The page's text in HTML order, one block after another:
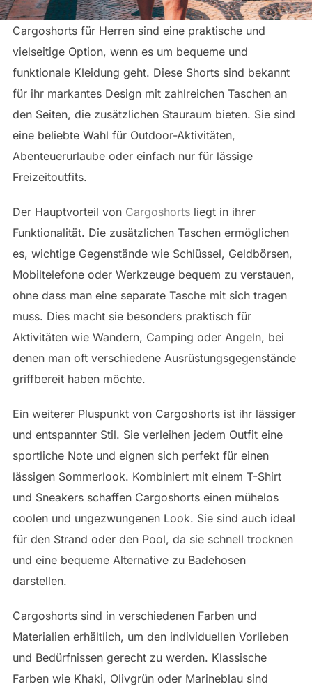
Cargoshorts für Herren sind eine praktische und
vielseitige Option, wenn es um bequeme und
funktionale Kleidung geht. Diese Shorts sind bekannt
für ihr markantes Design mit zahlreichen Taschen an
den Seiten, die zusätzlichen Stauraum bieten. Sie sind
eine beliebte Wahl für Outdoor-Aktivitäten,
Abenteuerurlaube oder einfach nur für lässige
Freizeitoutfits.
Der Hauptvorteil von Cargoshortsliegt in ihrer
Funktionalität. Die zusätzlichen Taschen ermöglichen
es, wichtige Gegenstände wie Schlüssel, Geldbörsen,
Mobiltelefone oder Werkzeuge bequem zu verstauen,
ohne dass man eine separate Tasche mit sich tragen
muss. Dies macht sie besonders praktisch für
Aktivitäten wie Wandern, Camping oder Angeln, bei
denen man oft verschiedene Ausrüstungsgegenstände
griffbereit haben möchte.
Ein weiterer Pluspunkt von Cargoshorts ist ihr lässiger
und entspannter Stil. Sie verleihen jedem Outfit eine
sportliche Note und eignen sich perfekt für einen
lässigen Sommerlook. Kombiniert mit einem T-Shirt
und Sneakers schaffen Cargoshorts einen mühelos
coolen und ungezwungenen Look. Sie sind auch ideal
für den Strand oder den Pool, da sie schnell trocknen
und eine bequeme Alternative zu Badehosen
darstellen.
Cargoshorts sind in verschiedenen Farben und
Materialien erhältlich, um den individuellen Vorlieben
und Bedürfnissen gerecht zu werden. Klassische
Farben wie Khaki, Olivgrün oder Marineblau sind